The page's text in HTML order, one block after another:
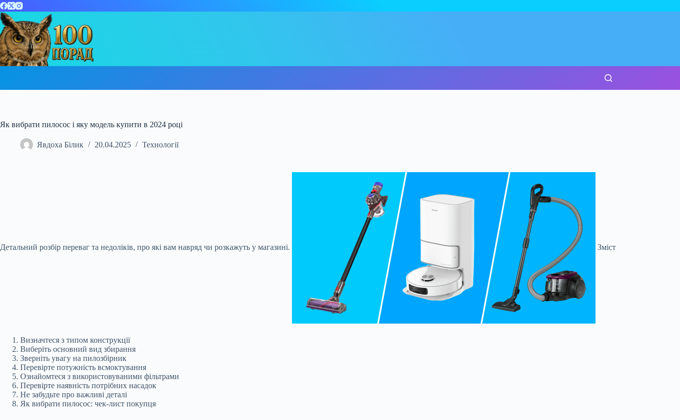
Перейти
до
вмісту
Як вибрати пилосос і яку модель купити в 2024 році
Явдоха Білик 20.04.2025 Технології
Детальний розбір переваг та недоліків, про які вам навряд чи розкажуть у магазині. Зміст
Визначтеся з типом конструкції
Виберіть основний вид збирання
Зверніть увагу на пилозбірник
Перевірте потужність всмоктування
Ознайомтеся з використовуваними фільтрами
Перевірте наявність потрібних насадок
Не забудьте про важливі деталі
Як вибрати пилосос: чек-лист покупця